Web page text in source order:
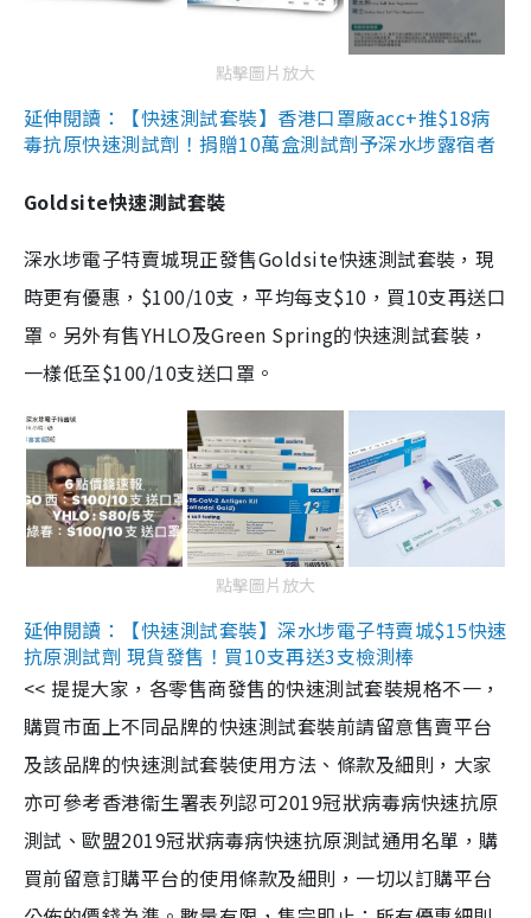
點擊圖片放大
延伸閱讀：【快速測試套裝】香港口罩廠acc+推$18病
毒抗原快速測試劑！捐贈10萬盒測試劑予深水埗露宿者
Goldsite快速測試套裝
深水埗電子特賣城現正發售Goldsite快速測試套裝，現
時更有優惠，$100/10支，平均每支$10，買10支再送口
罩。另外有售YHLO及Green Spring的快速測試套裝，
一樣低至$100/10支送口罩。
點擊圖片放大
延伸閱讀：【快速測試套裝】深水埗電子特賣城$15快速
抗原測試劑 現貨發售！買10支再送3支檢測棒
<< 提提大家，各零售商發售的快速測試套裝規格不一，
購買市面上不同品牌的快速測試套裝前請留意售賣平台
及該品牌的快速測試套裝使用方法、條款及細則，大家
亦可參考香港衞生署表列認可2019冠狀病毒病快速抗原
測試、歐盟2019冠狀病毒病快速抗原測試通用名單，購
買前留意訂購平台的使用條款及細則，一切以訂購平台